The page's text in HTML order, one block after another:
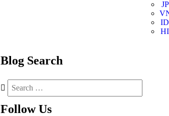
JP
ID
HI
Blog Search
Follow Us